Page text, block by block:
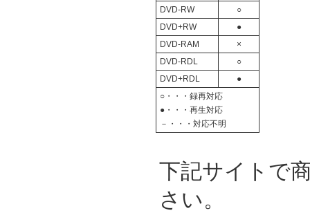
DVD-RW ○
DVD+RW ●
DVD-RAM ×
DVD-RDL ○
DVD+RDL ●
○・・・録再対応
●・・・再生対応
－・・・対応不明
下記サイトで
さい。